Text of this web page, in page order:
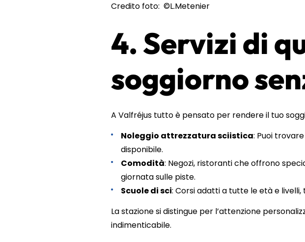
Credito foto: ©L.Metenier
4. Servizi di
soggiorno
A Valfréjus tutto è pensato per rendere il tuo
Noleggio attrezzatura sciistica: Puoi
disponibile.
Comodità: Negozi, ristoranti che offrono
giornata sulle piste.
Scuole di sci: Corsi adatti a tutte le età e
La stazione si distingue per l’attenzione
indimenticabile.